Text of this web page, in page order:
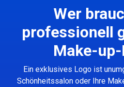
Wer
professionell
Make-
Ein exklusives Logo ist
Schönheitssalon oder Ihre